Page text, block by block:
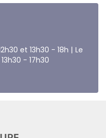
et 13h30 - 18h | Le
- 17h30